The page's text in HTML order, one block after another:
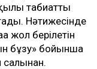
табиғатты
Нәтижесінде
жол берілетін
бұзу» бойынша